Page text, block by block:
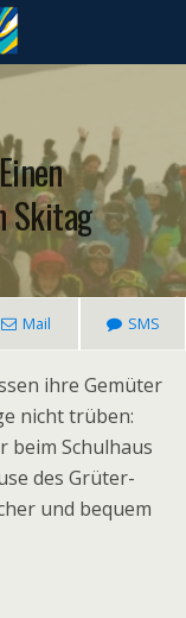
Skitag
Mail SMS
ihre Gemüter
nicht trüben:
beim Schulhaus
des Grüter-
und bequem